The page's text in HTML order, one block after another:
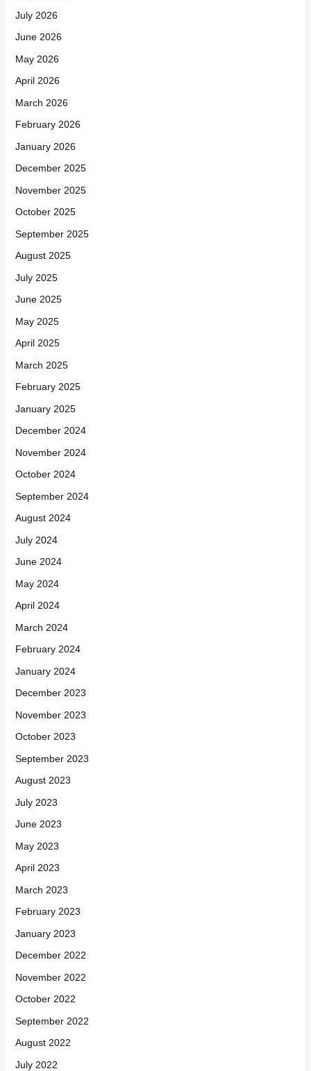
July 2026
June 2026
May 2026
April 2026
March 2026
February 2026
January 2026
December 2025
November 2025
October 2025
September 2025
August 2025
July 2025
June 2025
May 2025
April 2025
March 2025
February 2025
January 2025
December 2024
November 2024
October 2024
September 2024
August 2024
July 2024
June 2024
May 2024
April 2024
March 2024
February 2024
January 2024
December 2023
November 2023
October 2023
September 2023
August 2023
July 2023
June 2023
May 2023
April 2023
March 2023
February 2023
January 2023
December 2022
November 2022
October 2022
September 2022
August 2022
July 2022